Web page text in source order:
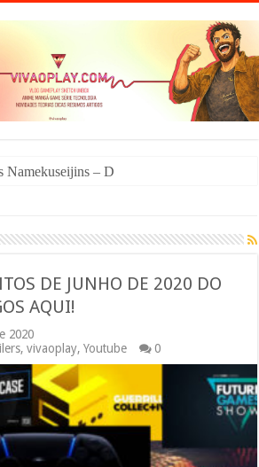
Namekuseijins – DRAGON BALL
DE JUNHO DE 2020 DO
AQUI!
2020
,vivaoplay,Youtube 0